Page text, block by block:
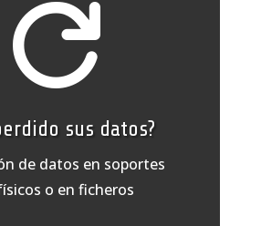

sus datos?
de datos en soportes
o en ficheros